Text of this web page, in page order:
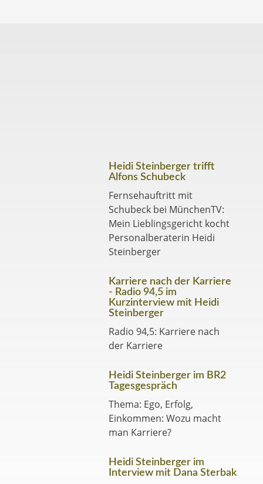
Heidi Steinberger trifft
Alfons Schubeck
Fernsehauftritt mit
Schubeck bei MünchenTV:
Mein Lieblingsgericht kocht
Personalberaterin Heidi
Steinberger
Karriere nach der Karriere
- Radio 94,5 im
Kurzinterview mit Heidi
Steinberger
Radio 94,5: Karriere nach
der Karriere
Heidi Steinberger im BR2
Tagesgespräch
Thema: Ego, Erfolg,
Einkommen: Wozu macht
man Karriere?
Heidi Steinberger im
Interview mit Dana Sterbak